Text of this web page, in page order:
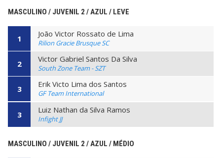
MASCULINO / JUVENIL 2 / AZUL / LEVE
1 João Victor Rossato de Lima
Rilion Gracie Brusque SC
2 Victor Gabriel Santos Da Silva
South Zone Team - SZT
3 Erik Victo Lima dos Santos
GF Team International
3 Luiz Nathan da Silva Ramos
Infight JJ
MASCULINO / JUVENIL 2 / AZUL / MÉDIO